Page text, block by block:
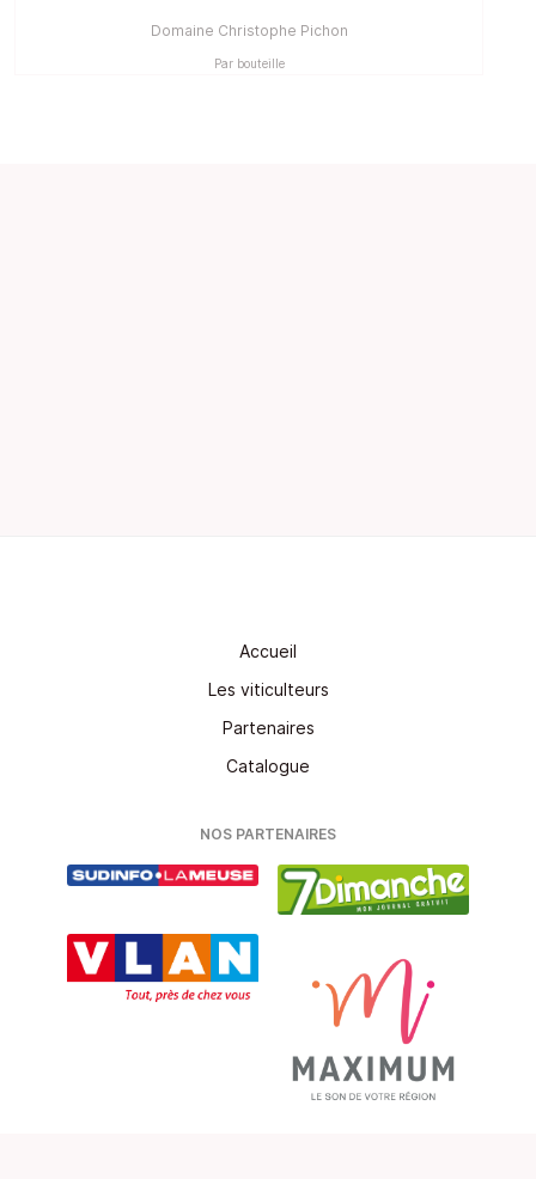
Domaine Christophe Pichon
Par bouteille
Accueil
Les viticulteurs
Partenaires
Catalogue
NOS PARTENAIRES